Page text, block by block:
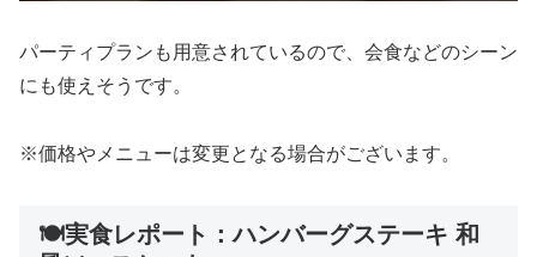
パーティプランも用意されているので、会食などのシーン
にも使えそうです。
※価格やメニューは変更となる場合がございます。
🍽️実食レポート：ハンバーグステーキ 和